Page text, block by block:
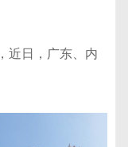
近日，广东、内